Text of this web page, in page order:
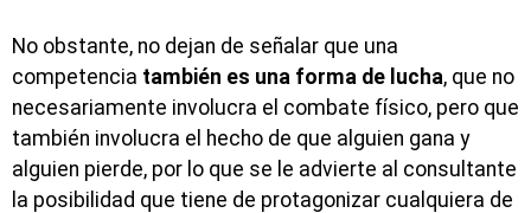
No obstante, no dejan de señalar que una
competencia también es una forma de lucha, que no
necesariamente involucra el combate físico, pero que
también involucra el hecho de que alguien gana y
alguien pierde, por lo que se le advierte al consultante
la posibilidad que tiene de protagonizar cualquiera de